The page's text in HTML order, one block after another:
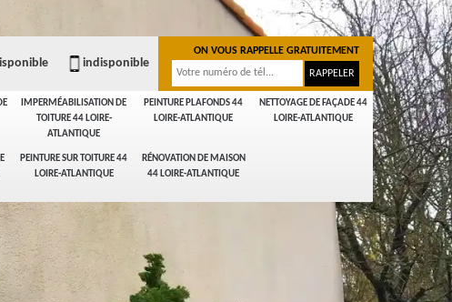
IMPERMÉABILISATION DE
TOITURE 44 LOIRE-
ATLANTIQUE
PEINTURE PLAFONDS 44
LOIRE-ATLANTIQUE
NETTOYAGE DE FAÇADE 44
LOIRE-ATLANTIQUE
PEINTURE SUR TOITURE 44
LOIRE-ATLANTIQUE
RÉNOVATION DE MAISON
44 LOIRE-ATLANTIQUE
indisponible
ON VOUS RAPPELLE GRATUITEMENT